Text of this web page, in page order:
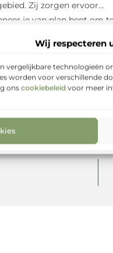
Wij respecteren
vergelijkbare technologieën
worden voor verschillende
onscookiebeleid voor meer
Zij zorgen ervoor...
je van plan bent om
en herstelfases waar